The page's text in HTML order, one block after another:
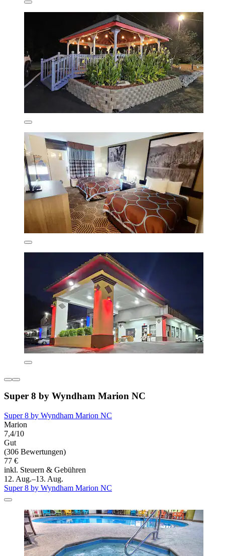
Super 8 by Wyndham Marion NC
Super 8 by Wyndham Marion NC
Marion
7,4/10
Gut
(306 Bewertungen)
77 €
inkl. Steuern & Gebühren
12. Aug.–13. Aug.
Super 8 by Wyndham Marion NC